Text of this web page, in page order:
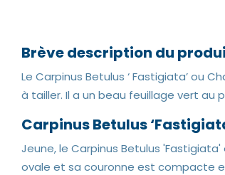
Brève description du
Le Carpinus Betulus ‘ Fastigiata’ ou
à tailler. Il a un beau feuillage vert
Carpinus Betulus
Jeune, le Carpinus Betulus
ovale et sa couronne est compacte